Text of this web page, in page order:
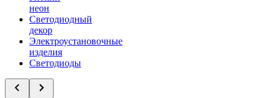
неон
Светодиодный
декор
Электроустановочные
изделия
Светодиоды